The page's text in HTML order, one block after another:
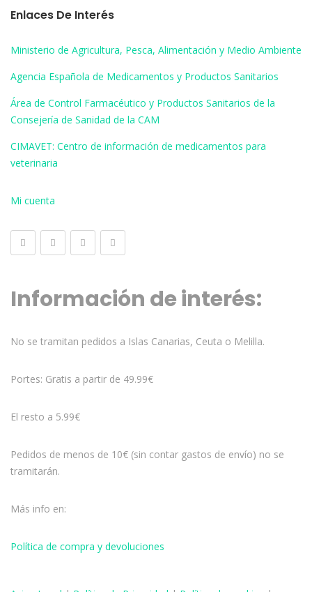
Enlaces De Interés
Ministerio de Agricultura, Pesca, Alimentación y Medio Ambiente
Agencia Española de Medicamentos y Productos Sanitarios
Área de Control Farmacéutico y Productos Sanitarios de la
Consejería de Sanidad de la CAM
CIMAVET: Centro de información de medicamentos para
veterinaria
Mi cuenta
Información de interés:
No se tramitan pedidos a Islas Canarias, Ceuta o Melilla.
Portes: Gratis a partir de 49.99€
El resto a 5.99€
Pedidos de menos de 10€ (sin contar gastos de envío) no se
tramitarán.
Más info en:
Política de compra y devoluciones